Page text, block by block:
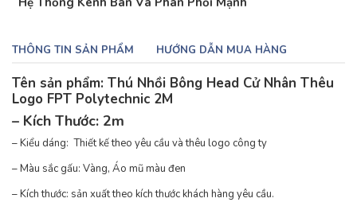
THÔNG TIN SẢN PHẨM HƯỚNG DẪN MUA HÀNG
Tên sản phẩm: Thú Nhồi Bông Head Cử Nhân Thêu
Logo FPT Polytechnic 2M
– Kích Thước: 2m
– Kiểu dáng: Thiết kế theo yêu cầu và thêu logo công ty
– Màu sắc gấu: Vàng, Áo mũ màu đen
– Kích thước: sản xuất theo kích thước khách hàng yêu cầu.